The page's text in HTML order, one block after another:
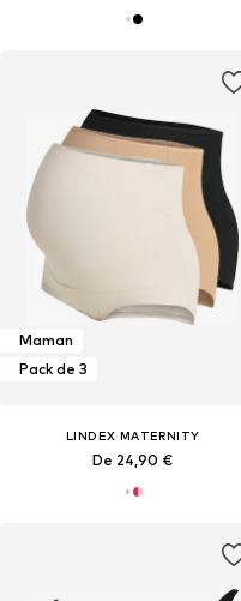
Maman
Pack de 3
LINDEX MATERNITY
De 24,90 €